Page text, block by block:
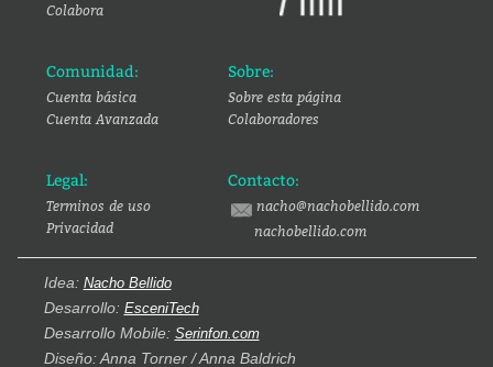
Colabora
Comunidad:
Cuenta básica
Cuenta Avanzada
Sobre:
Sobre esta página
Colaboradores
Legal:
Terminos de uso
Privacidad
Contacto:
nacho@nachobellido.com
nachobellido.com
Idea: Nacho Bellido
Desarrollo: EsceniTech
Desarrollo Mobile: Serinfon.com
Diseño: Anna Torner / Anna Baldrich